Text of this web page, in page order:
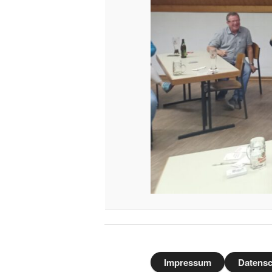
Impressum